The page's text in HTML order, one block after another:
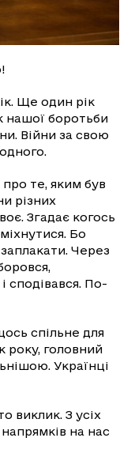
Ще один рік
нашої боротьби
Війни за свою
про те, яким був
різних
Згадає когось
Бо
Через
сподівався. По-
спільне для
року, головний
Українці
виклик. З усіх
напрямків на нас